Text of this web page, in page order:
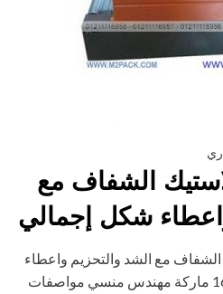
الشفاف مع
شكل إجمالي
الشفاف مع الشد والتحزيم واعطاء
شكل إجمالي موديل 101-1626 ماركة مهندس منسي مواصفات